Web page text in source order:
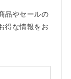
品やセールの
得な情報をお